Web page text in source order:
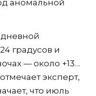
аномальной
градусов и
— около +13…
эксперт,
что июль